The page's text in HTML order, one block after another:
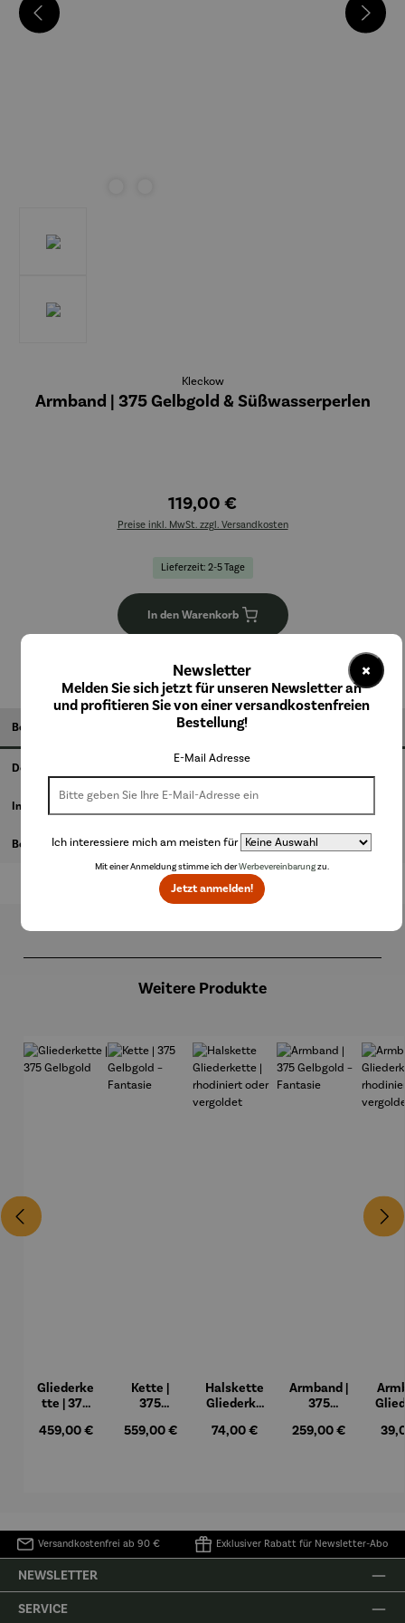
Kleckow
Armband | 375 Gelbgold & Süßwasserperlen
119,00 €
Preise inkl. MwSt. zzgl. Versandkosten
Lieferzeit: 2-5 Tage
In den Warenkorb
Beschreibung
Details
Informationen zum Hersteller
Bewertungen
Weitere Produkte
Gliederke
tte | 375
Regulärer Preis:
459,00 €
Kette |
375
– Fantasie
Regulärer Preis:
559,00 €
Halskette
Gliederke
rhodiniert
Regulärer Preis:
74,00 €
Armband |
375
– Fantasie
Regulärer Preis:
259,00 €
Versandkostenfrei ab 90 € Exklusiver Rabatt für Newsletter-Abo
NEWSLETTER
SERVICE
×
Newsletter
Melden Sie sich jetzt für unseren Newsletter an
und profitieren Sie von einer versandkostenfreien
Bestellung!
E-Mail Adresse
Ich interessiere mich am meisten für
Mit einer Anmeldung stimme ich derWerbevereinbarungzu.
Jetzt anmelden!